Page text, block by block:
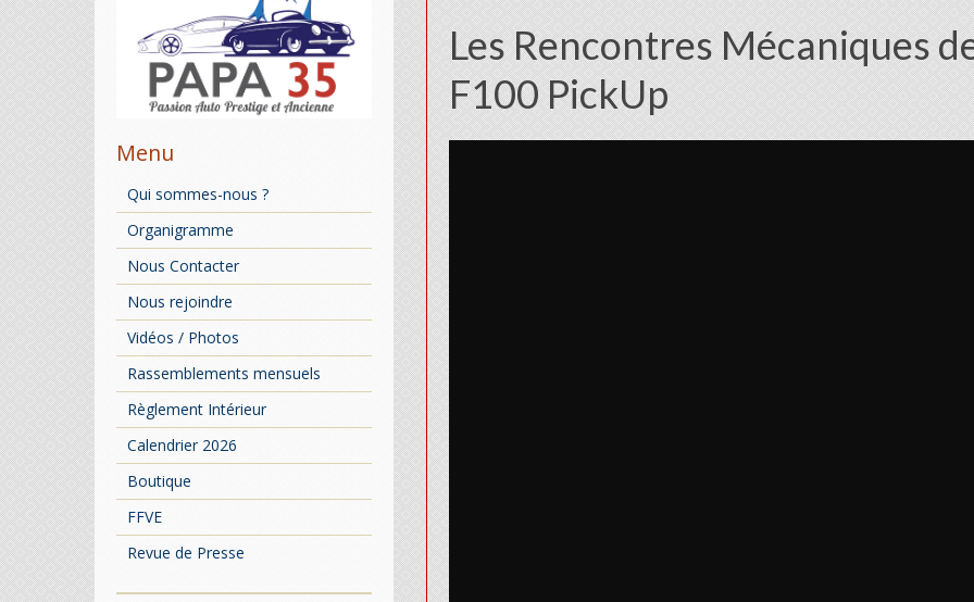
Les Rencontres Mécaniques
F100 PickUp
Menu
Qui sommes-nous ?
Organigramme
Nous Contacter
Nous rejoindre
Vidéos / Photos
Rassemblements mensuels
Règlement Intérieur
Calendrier 2026
Boutique
FFVE
Revue de Presse